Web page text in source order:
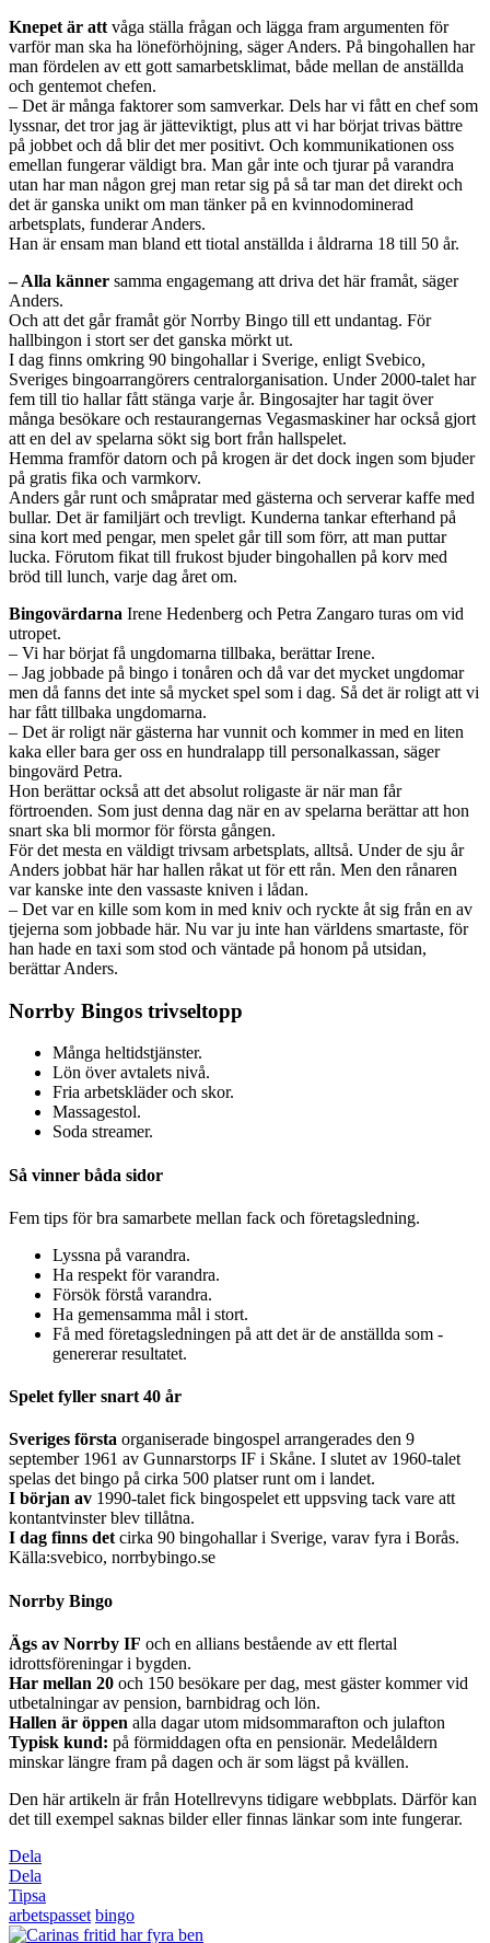
Knepet är att våga ställa frågan och lägga fram argumenten för
varför man ska ha löneförhöjning, säger Anders. På bingohallen har
man fördelen av ett gott samarbetsklimat, både mellan de anställda
och gentemot chefen.
– Det är många faktorer som samverkar. Dels har vi fått en chef som
lyssnar, det tror jag är jätteviktigt, plus att vi har börjat trivas bättre
på jobbet och då blir det mer positivt. Och kommunikationen oss
emellan fungerar väldigt bra. Man går inte och tjurar på varandra
utan har man någon grej man retar sig på så tar man det direkt och
det är ganska unikt om man tänker på en kvinno­dominerad
arbetsplats, funderar Anders.
Han är ensam man bland ett tiotal ­anställda i åldrarna 18 till 50 år.
– Alla känner samma engagemang att driva det här framåt, säger
Anders.
Och att det går framåt gör Norrby Bingo till ett undantag. För
hallbingon i stort ser det ganska mörkt ut.
I dag finns omkring 90 bingohallar i Sverige, enligt Svebico,
Sveriges bingo­arrangörers central­organisation. Under 2000-talet har
fem till tio hallar fått stänga varje år. Bingosajter har tagit över
många besökare och restaurangernas Vegas­maskiner har också gjort
att en del av spelarna sökt sig bort från hallspelet.
Hemma framför datorn och på krogen är det dock ingen som bjuder
på gratis fika och varmkorv.
Anders går runt och småpratar med gästerna och serverar kaffe med
bullar. Det är familjärt och trevligt. Kunderna tankar efterhand på
sina kort med pengar, men spelet går till som förr, att man puttar
lucka. Förutom fikat till frukost bjuder bingohallen på korv med
bröd till lunch, varje dag året om.
Bingovärdarna Irene Hedenberg och Petra Zangaro turas om vid
utropet.
– Vi har börjat få ungdomarna tillbaka, berättar Irene.
– Jag jobbade på bingo i tonåren och då var det mycket ungdomar
men då fanns det inte så mycket spel som i dag. Så det är roligt att vi
har fått tillbaka ung­domarna.
– Det är roligt när gästerna har vunnit och kommer in med en liten
kaka eller bara ger oss en hundralapp till personalkassan, säger
bingovärd Petra.
Hon berättar också att det absolut roligaste är när man får
förtroenden. Som just denna dag när en av spelarna berättar att hon
snart ska bli mormor för första gången.
För det mesta en väldigt trivsam arbetsplats, alltså. Under de sju år
Anders jobbat här har hallen råkat ut för ett rån. Men den rånaren
var kanske inte den vassaste kniven i lådan.
– Det var en kille som kom in med kniv och ryckte åt sig från en av
tjejerna som jobbade här. Nu var ju inte han världens smartaste, för
han hade en taxi som stod och väntade på honom på utsidan,
berättar Anders.
Norrby Bingos trivseltopp
Många heltidstjänster.
Lön över avtalets nivå.
Fria arbetskläder och skor.
Massagestol.
Soda streamer.
Så vinner båda sidor
Fem tips för bra samarbete mellan fack och företagsledning.
Lyssna på varandra.
Ha respekt för varandra.
Försök förstå varandra.
Ha gemensamma mål i stort.
Få med företagsledningen på att det är de anställda som ­
genererar resultatet.
Spelet fyller snart 40 år
Sveriges första organiserade bingospel arrangerades den 9
september 1961 av Gunnarstorps IF i Skåne. I slutet av 1960-talet
spelas det bingo på cirka 500 platser runt om i landet.
I början av 1990-talet fick bingospelet ett uppsving tack vare att
kontantvinster blev tillåtna.
I dag finns det cirka 90 bingohallar i Sverige, varav fyra i Borås.
Källa:svebico, norrbybingo.se
Norrby Bingo
Ägs av Norrby IF och en allians bestående av ett flertal
idrottsföreningar i bygden.
Har mellan 20 och 150 besökare per dag, mest ­gäster kommer vid
utbetalningar av pension, barnbidrag och lön.
Hallen är öppen alla dagar utom midsommarafton och julafton
Typisk kund: på förmiddagen ofta en pensionär. Medelåldern
minskar längre fram på dagen och är som lägst på kvällen.
Den här artikeln är från Hotellrevyns tidigare webbplats. Därför kan
det till exempel saknas bilder eller finnas länkar som inte fungerar.
Dela
Dela
Tipsa
arbetspasset bingo